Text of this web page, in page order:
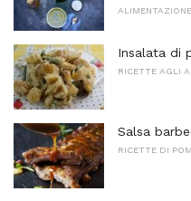
Insalata di
RICETTE AGLI
Salsa
RICETTE DI